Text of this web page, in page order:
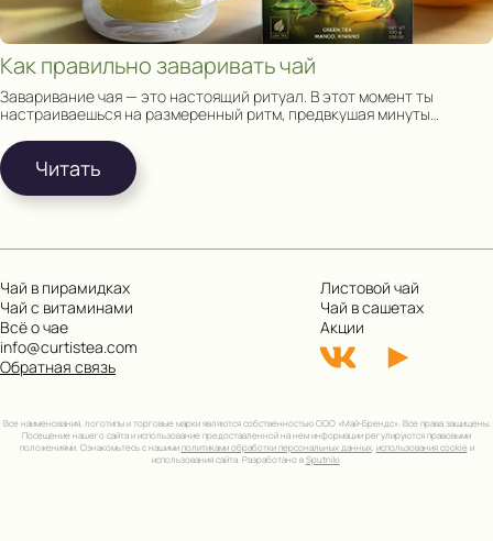
Как правильно заваривать чай
Заваривание чая — это настоящий ритуал. В этот момент ты
настраиваешься на размеренный ритм, предвкушая минуты
Читать
Чай в пирамидках
Листовой чай
Чай с витаминами
Чай в сашетах
Всё о чае
Акции
Обратная связь
info@curtistea.com
Все наименования, логотипы и торговые марки являются собственностью ООО «Май-Брендс». Все права защищены.
Посещение нашего сайта и использование предоставленной на нем информации регулируются правовыми
положениями. Ознакомьтесь с нашимиполитиками обработки персональных данных, использования cookieи
использования сайта. Разработано вSputniki